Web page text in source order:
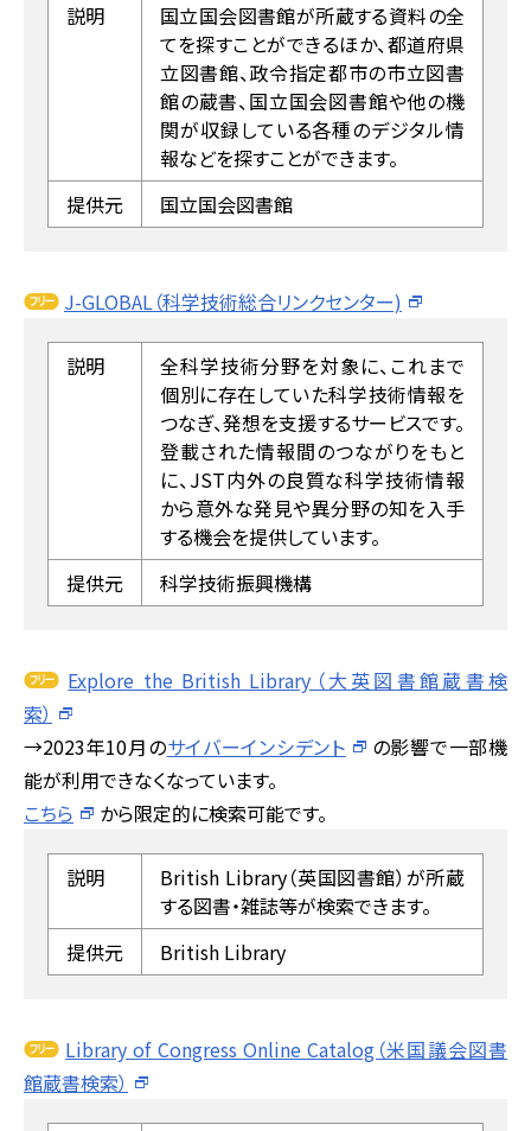
説明
国立国会図書館が所蔵する資料の全
てを探すことができるほか、都道府県
立図書館、政令指定都市の市立図書
館の蔵書、国立国会図書館や他の機
関が収録している各種のデジタル情
報などを探すことができます。
提供元
国立国会図書館
J-GLOBAL（科学技術総合リンクセンター)
説明
全科学技術分野を対象に、これまで
個別に存在していた科学技術情報を
つなぎ、発想を支援するサービスです。
登載された情報間のつながりをもと
に、JST内外の良質な科学技術情報
から意外な発見や異分野の知を入手
する機会を提供しています。
提供元
科学技術振興機構
Explore the British Library（大英図書館蔵書検
索）
→2023年10月のサイバーインシデント
の影響で一部機
能が利用できなくなっています。
こちら
から限定的に検索可能です。
説明
British Library（英国図書館）が所蔵
する図書・雑誌等が検索できます。
提供元
British Library
Library of Congress Online Catalog（米国議会図書
館蔵書検索）